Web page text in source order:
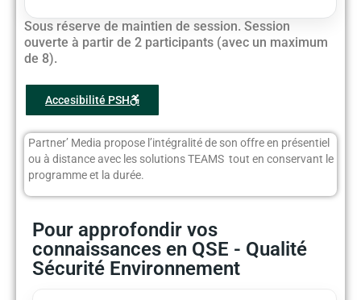
Pour approfondir vos
connaissances en QSE - Qualité
Sécurité Environnement
Sous réserve de maintien de session. Session
ouverte à partir de 2 participants (avec un maximum
de 8).
Accesibilité PSH
Partner’ Media propose l’intégralité de son offre en présentiel
ou à distance avec les solutions TEAMS tout en conservant le
programme et la durée.